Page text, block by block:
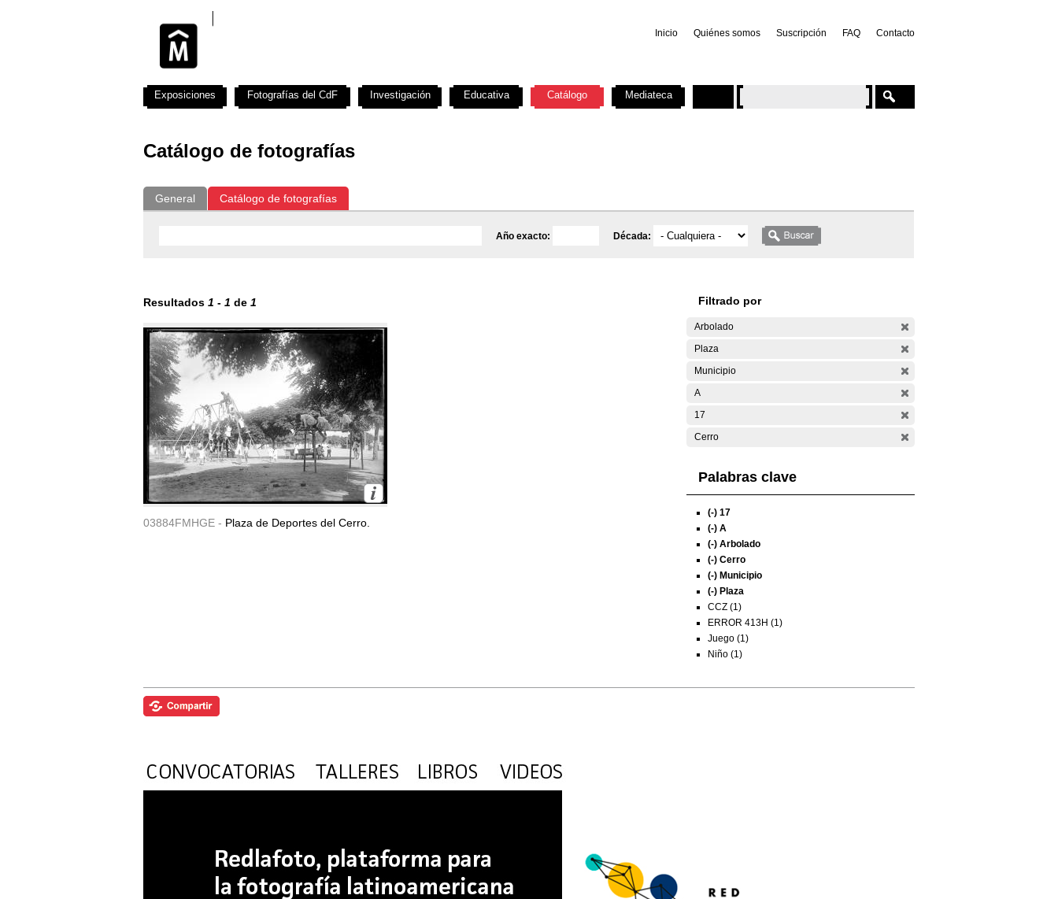
Inicio Quiénes somos Suscripción FAQ Contacto
Catálogo de fotografías
General Catálogo de fotografías
Año exacto: Década:
Resultados 1 - 1 de 1
03884FMHGE - Plaza de Deportes del Cerro.
Filtrado por
Arbolado
Plaza
Municipio
A
17
Cerro
Palabras clave
(-) 17
(-) A
(-) Arbolado
(-) Cerro
(-) Municipio
(-) Plaza
CCZ (1)
ERROR 413H (1)
Juego (1)
Niño (1)
Exposiciones Fotografías del CdF Investigación Educativa Catálogo Mediateca